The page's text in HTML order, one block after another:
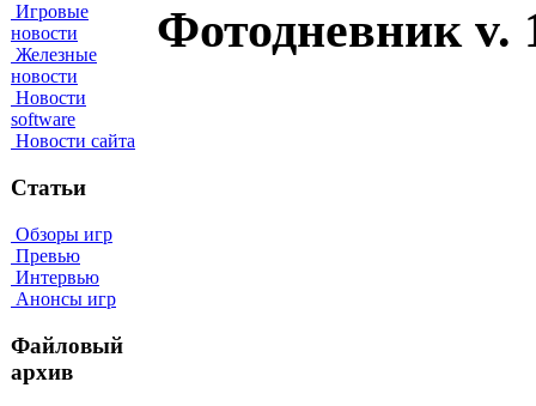
Игровые
новости
Железные
новости
Новости
software
Новости сайта
Статьи
Обзоры игр
Превью
Интервью
Анонсы игр
Файловый
архив
Фотодневник